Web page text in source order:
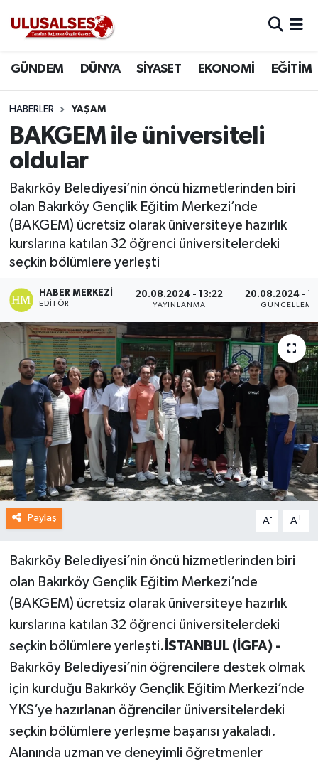
GÜNDEM DÜNYA SİYASET EKONOMİ EĞİTİM
HABERLER YAŞAM
BAKGEM ile üniversiteli
oldular
Bakırköy Belediyesi’nin öncü hizmetlerinden biri
olan Bakırköy Gençlik Eğitim Merkezi’nde
(BAKGEM) ücretsiz olarak üniversiteye hazırlık
kurslarına katılan 32 öğrenci üniversitelerdeki
seçkin bölümlere yerleşti
HABER MERKEZI
EDITÖR
20.08.2024 - 13:22
YAYINLANMA
20.08.2024 -
GÜNCELLEME
Paylaş A- A+
Bakırköy Belediyesi’nin öncü hizmetlerinden biri
olan Bakırköy Gençlik Eğitim Merkezi’nde
(BAKGEM) ücretsiz olarak üniversiteye hazırlık
kurslarına katılan 32 öğrenci üniversitelerdeki
seçkin bölümlere yerleşti. İSTANBUL (İGFA) -
Bakırköy Belediyesi’nin öğrencilere destek olmak
için kurduğu Bakırköy Gençlik Eğitim Merkezi’nde
YKS’ye hazırlanan öğrenciler üniversitelerdeki
seçkin bölümlere yerleşme başarısı yakaladı.
Alanında uzman ve deneyimli öğretmenler
DÜNYA
SİYASET
EKONOMİ
EĞİTİM
SAĞLIK
SPOR
Trafik Durumu
Süper Lig Puan Durumu ve Fikstür
Tüm Manşetler
Son Dakika Haberleri
Haber Arşivi